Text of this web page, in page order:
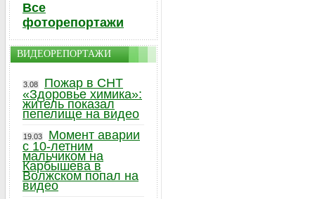
Все
фоторепортажи
ВИДЕОРЕПОРТАЖИ
3.08
Пожар в СНТ
«Здоровье химика»:
житель показал
пепелище на видео
19.03
Момент аварии
с 10-летним
мальчиком на
Карбышева в
Волжском попал на
видео